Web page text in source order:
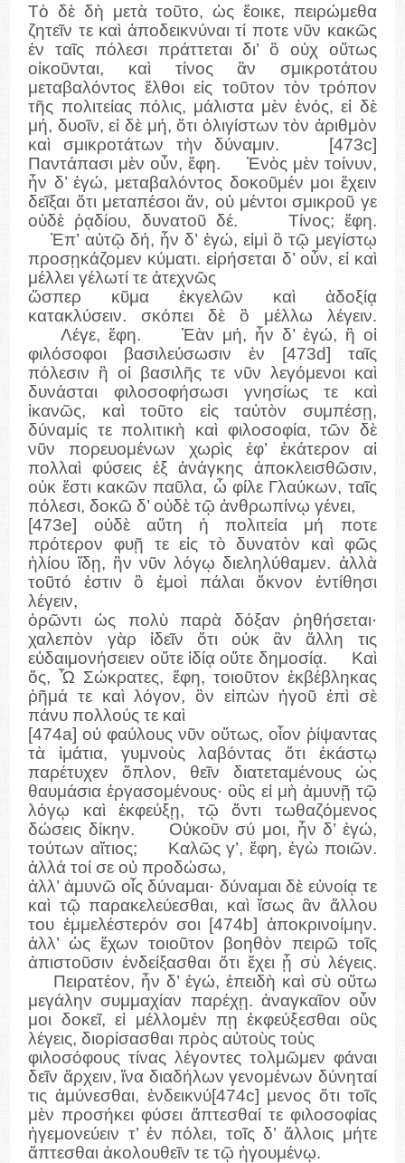
Τὸ δὲ δὴ μετὰ τοῦτο, ὡς ἔοικε, πειρώμεθα
ζητεῖν τε καὶ ἀποδεικνύναι τί ποτε νῦν κακῶς
ἐν ταῖς πόλεσι πράττεται δι’ ὃ οὐχ οὕτως
οἰκοῦνται, καὶ τίνος ἂν σμικροτάτου
μεταβαλόντος ἔλθοι εἰς τοῦτον τὸν τρόπον
τῆς πολιτείας πόλις, μάλιστα μὲν ἑνός, εἰ δὲ
μή, δυοῖν, εἰ δὲ μή, ὅτι ὀλιγίστων τὸν ἀριθμὸν
καὶ σμικροτάτων τὴν δύναμιν. [473c]
Παντάπασι μὲν οὖν, ἔφη. Ἑνὸς μὲν τοίνυν,
ἦν δ’ ἐγώ, μεταβαλόντος δοκοῦμέν μοι ἔχειν
δεῖξαι ὅτι μεταπέσοι ἄν, οὐ μέντοι σμικροῦ γε
οὐδὲ ῥᾳδίου, δυνατοῦ δέ. Τίνος; ἔφη.
Ἐπ’ αὐτῷ δή, ἦν δ’ ἐγώ, εἰμὶ ὃ τῷ μεγίστῳ
προσῃκάζομεν κύματι. εἰρήσεται δ’ οὖν, εἰ καὶ
μέλλει γέλωτί τε ἀτεχνῶς
ὥσπερ κῦμα ἐκγελῶν καὶ ἀδοξίᾳ
κατακλύσειν. σκόπει δὲ ὃ μέλλω λέγειν.
Λέγε, ἔφη. Ἐὰν μή, ἦν δ’ ἐγώ, ἢ οἱ
φιλόσοφοι βασιλεύσωσιν ἐν [473d] ταῖς
πόλεσιν ἢ οἱ βασιλῆς τε νῦν λεγόμενοι καὶ
δυνάσται φιλοσοφήσωσι γνησίως τε καὶ
ἱκανῶς, καὶ τοῦτο εἰς ταὐτὸν συμπέσῃ,
δύναμίς τε πολιτικὴ καὶ φιλοσοφία, τῶν δὲ
νῦν πορευομένων χωρὶς ἐφ’ ἑκάτερον αἱ
πολλαὶ φύσεις ἐξ ἀνάγκης ἀποκλεισθῶσιν,
οὐκ ἔστι κακῶν παῦλα, ὦ φίλε Γλαύκων, ταῖς
πόλεσι, δοκῶ δ’ οὐδὲ τῷ ἀνθρωπίνῳ γένει,
[473e] οὐδὲ αὕτη ἡ πολιτεία μή ποτε
πρότερον φυῇ τε εἰς τὸ δυνατὸν καὶ φῶς
ἡλίου ἴδῃ, ἣν νῦν λόγῳ διεληλύθαμεν. ἀλλὰ
τοῦτό ἐστιν ὃ ἐμοὶ πάλαι ὄκνον ἐντίθησι
λέγειν,
ὁρῶντι ὡς πολὺ παρὰ δόξαν ῥηθήσεται·
χαλεπὸν γὰρ ἰδεῖν ὅτι οὐκ ἂν ἄλλη τις
εὐδαιμονήσειεν οὔτε ἰδίᾳ οὔτε δημοσίᾳ. Καὶ
ὅς, Ὦ Σώκρατες, ἔφη, τοιοῦτον ἐκβέβληκας
ῥῆμά τε καὶ λόγον, ὃν εἰπὼν ἡγοῦ ἐπὶ σὲ
πάνυ πολλούς τε καὶ
[474a] οὐ φαύλους νῦν οὕτως, οἷον ῥίψαντας
τὰ ἱμάτια, γυμνοὺς λαβόντας ὅτι ἑκάστῳ
παρέτυχεν ὅπλον, θεῖν διατεταμένους ὡς
θαυμάσια ἐργασομένους· οὓς εἰ μὴ ἀμυνῇ τῷ
λόγῳ καὶ ἐκφεύξῃ, τῷ ὄντι τωθαζόμενος
δώσεις δίκην. Οὐκοῦν σύ μοι, ἦν δ’ ἐγώ,
τούτων αἴτιος; Καλῶς γ’, ἔφη, ἐγὼ ποιῶν.
ἀλλά τοί σε οὐ προδώσω,
ἀλλ’ ἀμυνῶ οἷς δύναμαι· δύναμαι δὲ εὐνοίᾳ τε
καὶ τῷ παρακελεύεσθαι, καὶ ἴσως ἂν ἄλλου
του ἐμμελέστερόν σοι [474b] ἀποκρινοίμην.
ἀλλ’ ὡς ἔχων τοιοῦτον βοηθὸν πειρῶ τοῖς
ἀπιστοῦσιν ἐνδείξασθαι ὅτι ἔχει ᾗ σὺ λέγεις.
Πειρατέον, ἦν δ’ ἐγώ, ἐπειδὴ καὶ σὺ οὕτω
μεγάλην συμμαχίαν παρέχῃ. ἀναγκαῖον οὖν
μοι δοκεῖ, εἰ μέλλομέν πῃ ἐκφεύξεσθαι οὓς
λέγεις, διορίσασθαι πρὸς αὐτοὺς τοὺς
φιλοσόφους τίνας λέγοντες τολμῶμεν φάναι
δεῖν ἄρχειν, ἵνα διαδήλων γενομένων δύνηταί
τις ἀμύνεσθαι, ἐνδεικνύ[474c] μενος ὅτι τοῖς
μὲν προσήκει φύσει ἅπτεσθαί τε φιλοσοφίας
ἡγεμονεύειν τ’ ἐν πόλει, τοῖς δ’ ἄλλοις μήτε
ἅπτεσθαι ἀκολουθεῖν τε τῷ ἡγουμένῳ.